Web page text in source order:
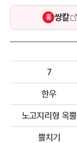
홍 쌍칼
7
한우
노고지리형 옥뿔
뿔치기